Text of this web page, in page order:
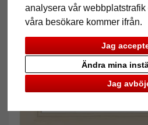
analysera vår webbplatstrafik
våra besökare kommer ifrån.
Jag
Jag
Ändra mina
Tillbaka